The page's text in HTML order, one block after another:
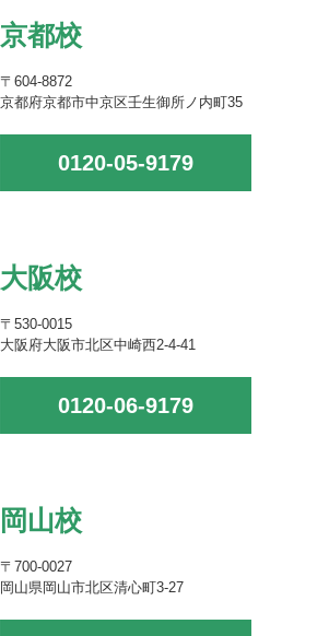
京都校
〒604-8872
京都府京都市中京区壬生御所ノ内町35
0120-05-9179
大阪校
〒530-0015
大阪府大阪市北区中崎西2-4-41
0120-06-9179
岡山校
〒700-0027
岡山県岡山市北区清心町3-27